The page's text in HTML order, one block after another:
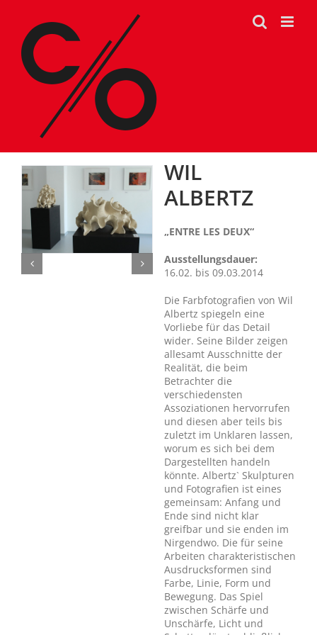
springen
WIL
ALBERTZ
„ENTRE LES DEUX“
Ausstellungsdauer:
16.02. bis 09.03.2014
Die Farbfotografien von Wil
Albertz spiegeln eine
Vorliebe für das Detail
wider. Seine Bilder zeigen
allesamt Ausschnitte der
Realität, die beim
Betrachter die
verschiedensten
Assoziationen hervorrufen
und diesen aber teils bis
zuletzt im Unklaren lassen,
worum es sich bei dem
Dargestellten handeln
könnte. Albertz` Skulpturen
und Fotografien ist eines
gemeinsam: Anfang und
Ende sind nicht klar
greifbar und sie enden im
Nirgendwo. Die für seine
Arbeiten charakteristischen
Ausdrucksformen sind
Farbe, Linie, Form und
Bewegung. Das Spiel
zwischen Schärfe und
Unschärfe, Licht und